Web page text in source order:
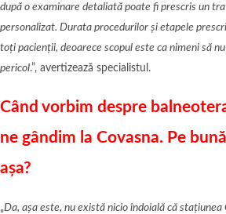
după o examinare detaliată poate fi prescris un
personalizat. Durata procedurilor și etapele
toți pacienții, deoarece scopul este ca nimeni să
pericol.”, avertizează specialistul.
Când vorbim despre
ne gândim la Covasna. Pe
așa?
„Da, așa este, nu există nicio îndoială că